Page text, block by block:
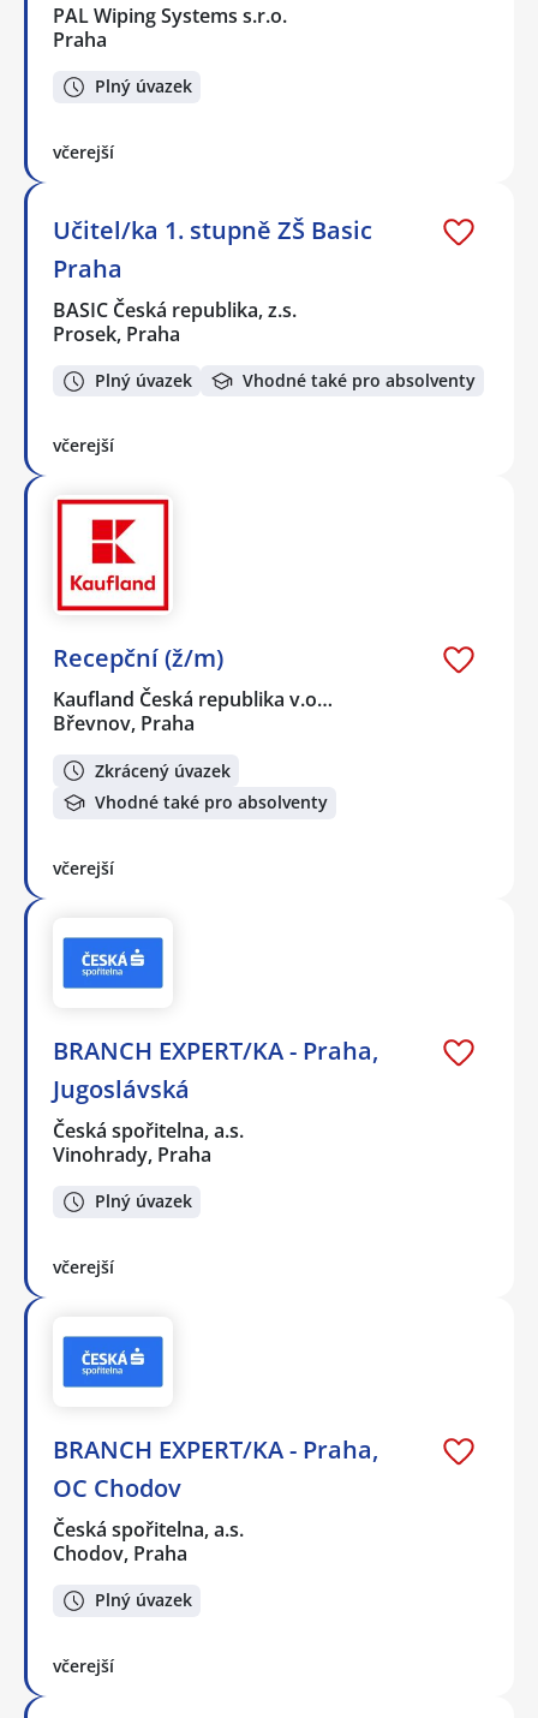
PAL Wiping Systems s.r.o.
Praha
Plný úvazek
včerejší
Učitel/ka 1. stupně ZŠ Basic
Praha
BASIC Česká republika, z.s.
Prosek, Praha
Plný úvazek Vhodné také pro absolventy
včerejší
Recepční (ž/m)
Kaufland Česká republika v.o…
Břevnov, Praha
Zkrácený úvazek
Vhodné také pro absolventy
včerejší
BRANCH EXPERT/KA - Praha,
Jugoslávská
Česká spořitelna, a.s.
Vinohrady, Praha
Plný úvazek
včerejší
BRANCH EXPERT/KA - Praha,
OC Chodov
Česká spořitelna, a.s.
Chodov, Praha
Plný úvazek
včerejší